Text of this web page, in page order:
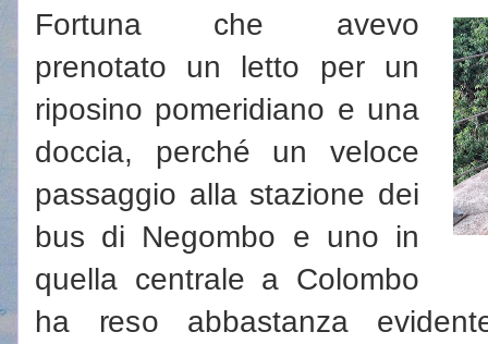
Fortuna che avevo
prenotato un letto per un
riposino pomeridiano e una
doccia, perché un veloce
passaggio alla stazione dei
bus di Negombo e uno in
quella centrale a Colombo
ha reso abbastanza